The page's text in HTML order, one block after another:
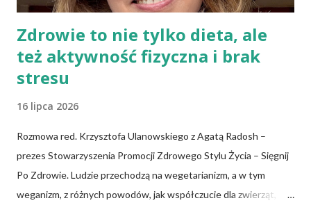
Zdrowie to nie tylko dieta, ale
też aktywność fizyczna i brak
stresu
16 lipca 2026
Rozmowa red. Krzysztofa Ulanowskiego z Agatą Radosh –
prezes Stowarzyszenia Promocji Zdrowego Stylu Życia – Sięgnij
Po Zdrowie. Ludzie przechodzą na wegetarianizm, a w tym
weganizm, z różnych powodów, jak współczucie dla zwierząt,